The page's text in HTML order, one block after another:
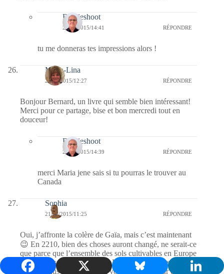
Bernieshoot
22/01/2015/14:41 RÉPONDRE
tu me donneras tes impressions alors !
Maria-Lina
21/01/2015/12:27 RÉPONDRE
Bonjour Bernard, un livre qui semble bien intéressant!
Merci pour ce partage, bise et bon mercredi tout en
douceur!
Bernieshoot
22/01/2015/14:39 RÉPONDRE
merci Maria jene sais si tu pourras le trouver au
Canada
Sophia
21/01/2015/11:25 RÉPONDRE
Oui, j’affronte la colère de Gaïa, mais c’est maintenant
😉 En 2210, bien des choses auront changé, ne serait-ce
que parce que l’ensemble des sols cultivables en Europe
et aux Etats-Unis sera morts. Les mondes futurs sont
souvent plus marqués par la volonté de l’auteur que par